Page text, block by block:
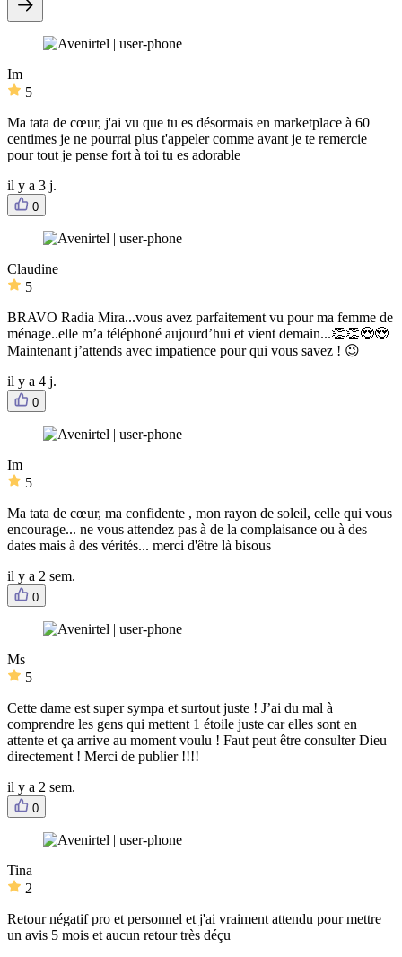
Im
5
Ma tata de cœur, j'ai vu que tu es désormais en marketplace à 60
centimes je ne pourrai plus t'appeler comme avant je te remercie
pour tout je pense fort à toi tu es adorable
il y a 3 j.
0
Claudine
5
BRAVO Radia Mira...vous avez parfaitement vu pour ma femme de
ménage..elle m’a téléphoné aujourd’hui et vient demain...👏👏😍😍
Maintenant j’attends avec impatience pour qui vous savez ! 😉
il y a 4 j.
0
Im
5
Ma tata de cœur, ma confidente , mon rayon de soleil, celle qui vous
encourage... ne vous attendez pas à de la complaisance ou à des
dates mais à des vérités... merci d'être là bisous
il y a 2 sem.
0
Ms
5
Cette dame est super sympa et surtout juste ! J’ai du mal à
comprendre les gens qui mettent 1 étoile juste car elles sont en
attente et ça arrive au moment voulu ! Faut peut être consulter Dieu
directement ! Merci de publier !!!!
il y a 2 sem.
0
Tina
2
Retour négatif pro et personnel et j'ai vraiment attendu pour mettre
un avis 5 mois et aucun retour très déçu